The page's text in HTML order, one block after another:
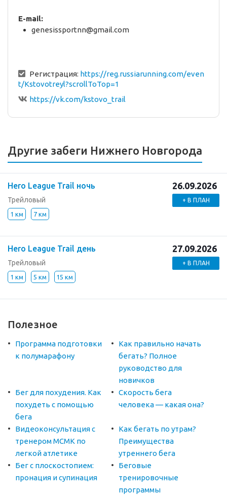
E-mail:
genesissportnn@gmail.com
Регистрация: https://reg.russiarunning.com/even
t/Kstovotreyl?scrollToTop=1
https://vk.com/kstovo_trail
Другие забеги Нижнего Новгорода
Hero League Trail ночь
Трейловый
1 км 7 км
26.09.2026
+ В ПЛАН
Hero League Trail день
Трейловый
1 км 5 км 15 км
27.09.2026
+ В ПЛАН
Полезное
Программа подготовки
к полумарафону
Как правильно начать
бегать? Полное
руководство для
новичков
Бег для похудения. Как
похудеть с помощью
бега
Скорость бега
человека — какая она?
Видеоконсультация с
тренером МСМК по
легкой атлетике
Как бегать по утрам?
Преимущества
утреннего бега
Бег с плоскостопием:
пронация и супинация
Беговые
тренировочные
программы